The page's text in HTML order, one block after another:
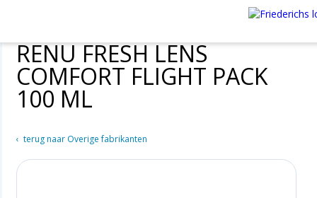
RENU FRESH LENS
COMFORT FLIGHT PACK
100 ML
terug naar Overige fabrikanten